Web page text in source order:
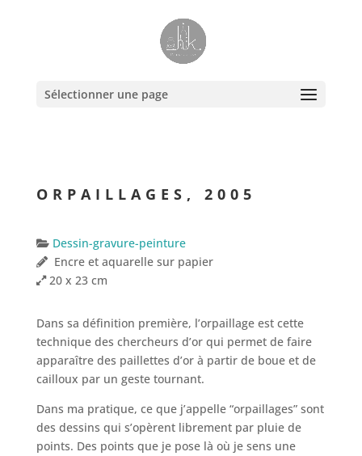
Sélectionner une page
ORPAILLAGES, 2005
Dessin-gravure-peinture
Encre et aquarelle sur papier
20 x 23 cm
Dans sa définition première, l’orpaillage est cette
technique des chercheurs d’or qui permet de faire
apparaître des paillettes d’or à partir de boue et de
cailloux par un geste tournant.
Dans ma pratique, ce que j’appelle “orpaillages” sont
des dessins qui s’opèrent librement par pluie de
points. Des points que je pose là où je sens une